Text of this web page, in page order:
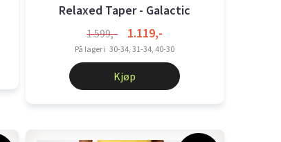
Relaxed Taper - Galactic
1.599,- 1.119,-
På lager i 30-34, 31-34, 40-30
Kjøp